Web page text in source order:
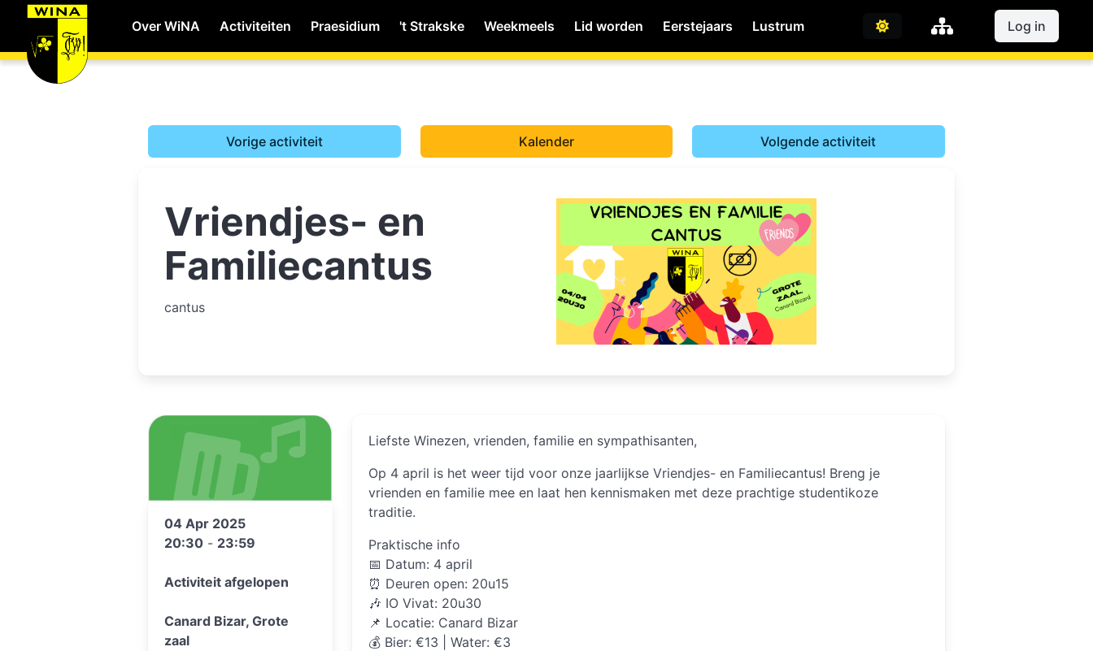
Over WiNA Activiteiten Praesidium 't Strakske Weekmeels Lid worden Eerstejaars Lustrum Log in
WiNA MyWiNA
Shop
Studie
Home
Schachten
Vorige activiteit Kalender Volgende activiteit
Vriendjes- en
Familiecantus
cantus
04 Apr 2025
20:30 - 23:59
Activiteit afgelopen
Canard Bizar, Grote
zaal
Liefste Winezen, vrienden, familie en sympathisanten,
Op 4 april is het weer tijd voor onze jaarlijkse Vriendjes- en Familiecantus! Breng je
vrienden en familie mee en laat hen kennismaken met deze prachtige studentikoze
traditie.
Praktische info
📅 Datum: 4 april
⏰ Deuren open: 20u15
🎶 IO Vivat: 20u30
📌 Locatie: Canard Bizar
💰 Bier: €13 | Water: €3